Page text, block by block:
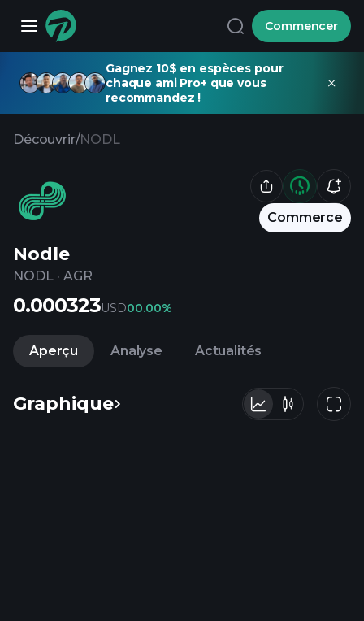
Commencer
Gagnez 10$ en espèces pour
chaque ami Pro+ que vous
recommandez !
Découvrir/NODL
Commerce
Nodle
NODL · AGR
0.000323USD00.00%
Aperçu Analyse Actualités
Graphique